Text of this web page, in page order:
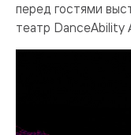
перед гостями
театр DanceAbility